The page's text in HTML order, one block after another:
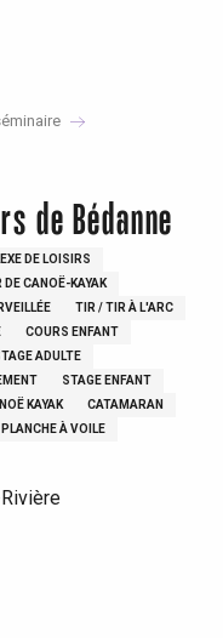
de Bédanne
DE LOISIRS
DE CANOË-KAYAK
TIR / TIR À L'ARC
COURS ENFANT
ADULTE
STAGE ENFANT
KAYAK
CATAMARAN
PLANCHE À VOILE